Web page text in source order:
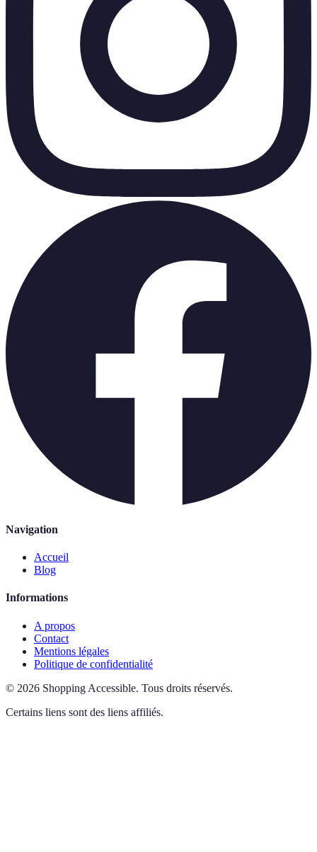
Navigation
Accueil
Blog
Informations
A propos
Contact
Mentions légales
Politique de confidentialité
© 2026 Shopping Accessible. Tous droits réservés.
Certains liens sont des liens affiliés.